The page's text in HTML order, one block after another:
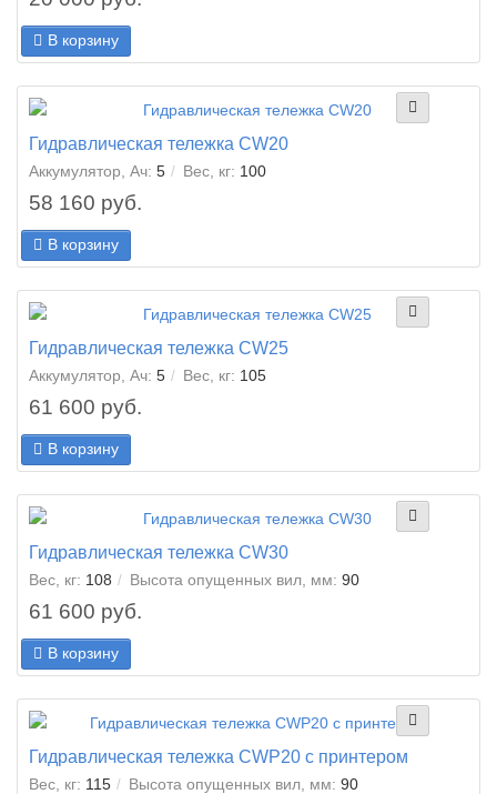
В корзину
Гидравлическая тележка CW20
Аккумулятор, Ач: 5 Вес, кг: 100
58 160 руб.
В корзину
Гидравлическая тележка CW25
Аккумулятор, Ач: 5 Вес, кг: 105
61 600 руб.
В корзину
Гидравлическая тележка CW30
Вес, кг: 108 Высота опущенных вил, мм: 90
61 600 руб.
В корзину
Гидравлическая тележка CWP20 с принтером
Вес, кг: 115 Высота опущенных вил, мм: 90